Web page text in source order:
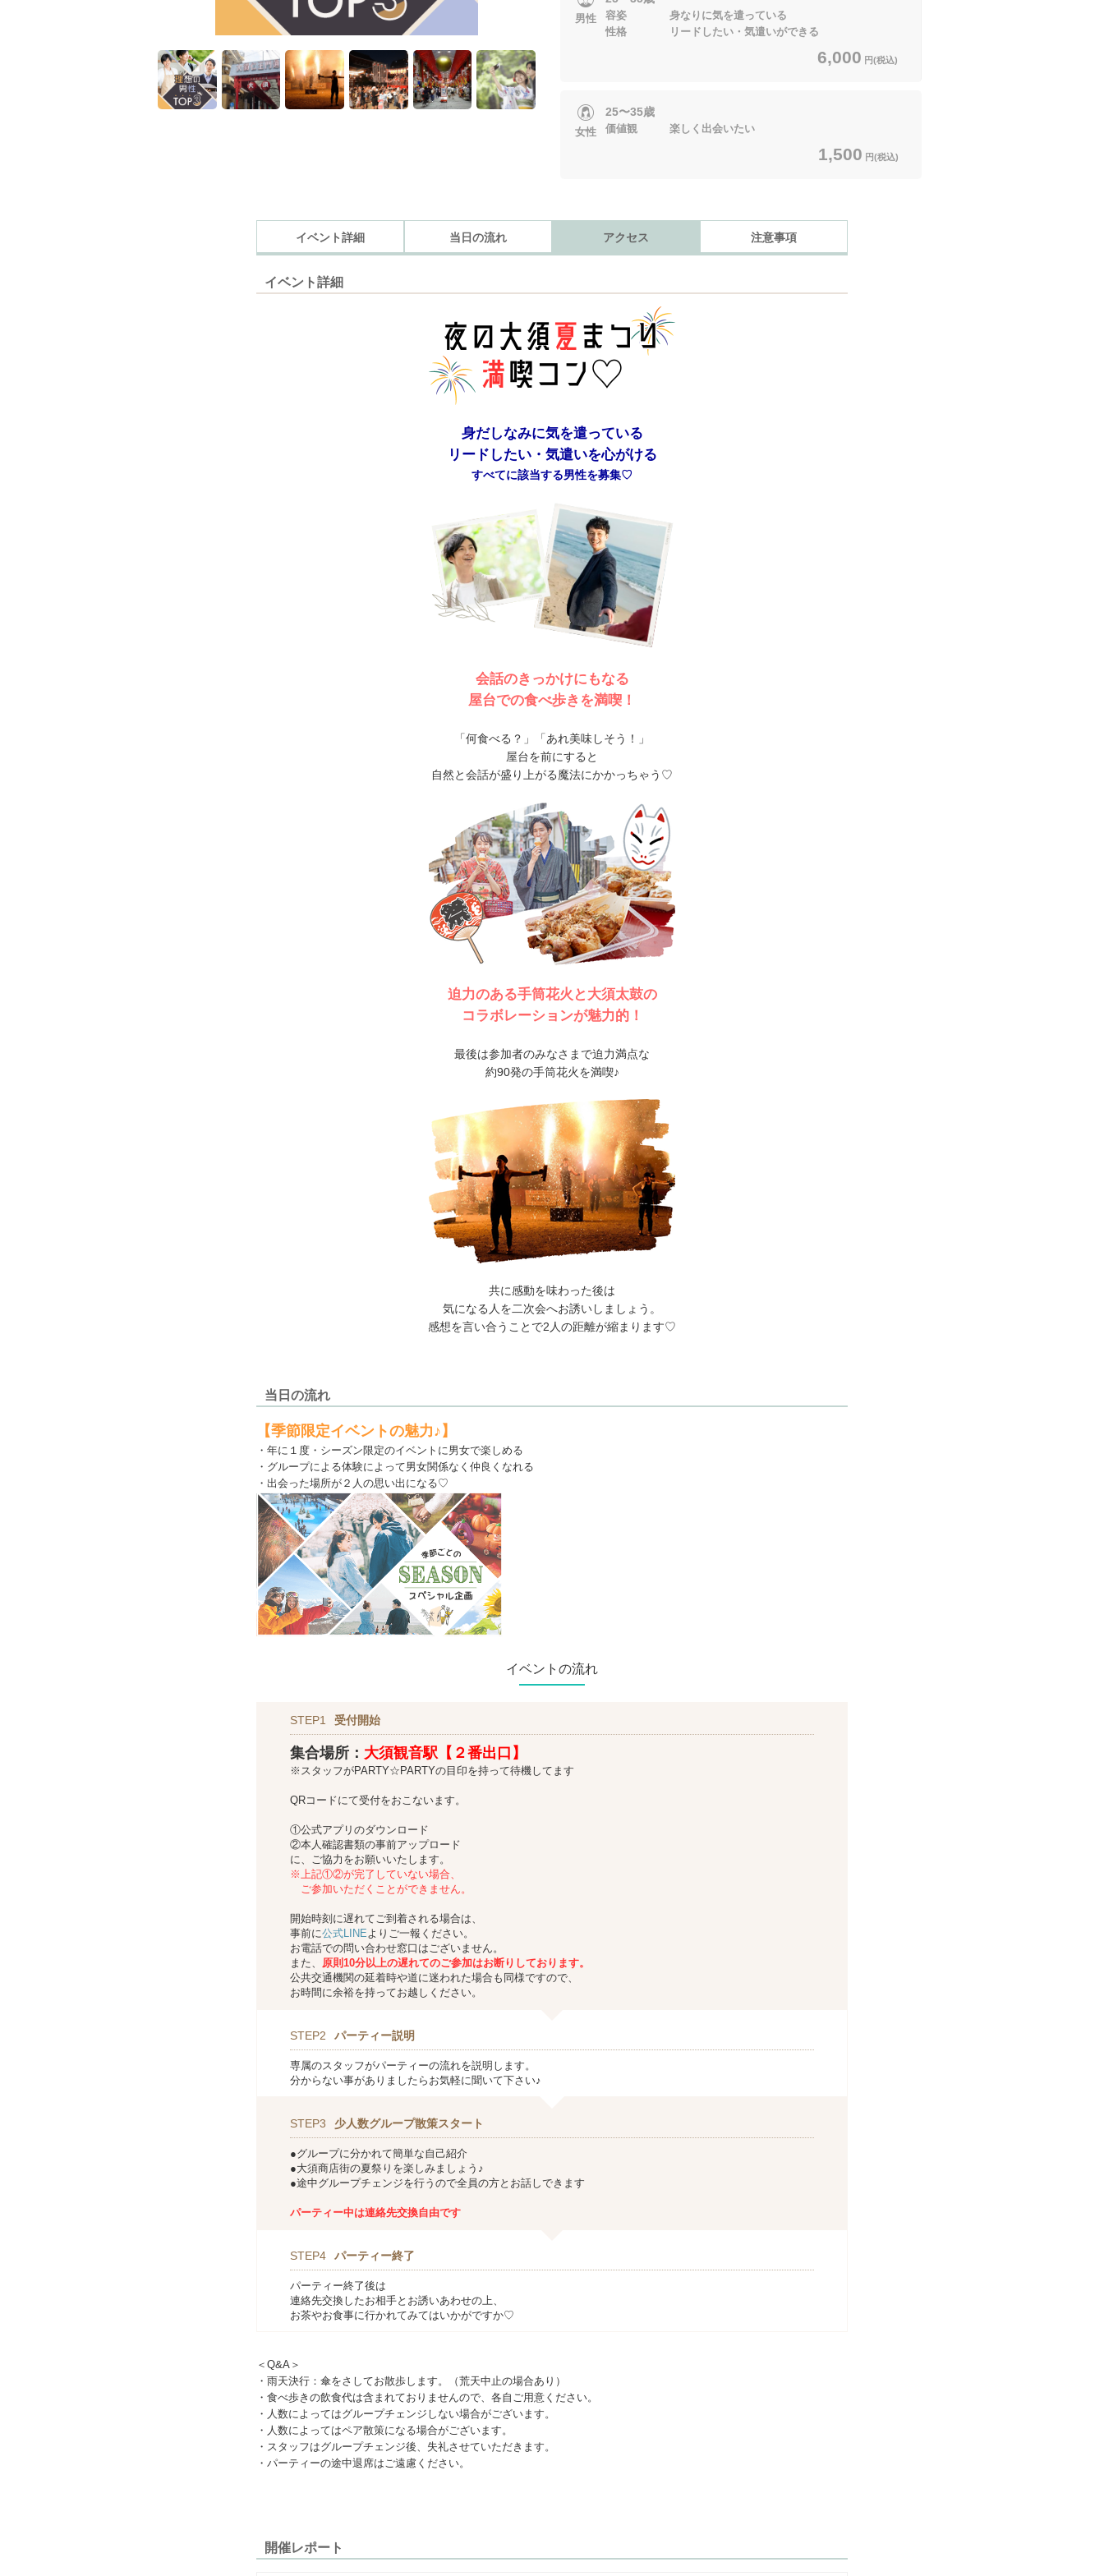
男性
容姿 身なりに気を遣っている
性格 リードしたい・気遣いができる
6,000 円(税込)
女性
25〜35歳
価値観 楽しく出会いたい
1,500 円(税込)
イベント詳細 当日の流れ アクセス 注意事項
イベント詳細
身だしなみに気を遣っている
リードしたい・気遣いを心がける
すべてに該当する男性を募集♡
会話のきっかけにもなる
屋台での食べ歩きを満喫！
「何食べる？」「あれ美味しそう！」
屋台を前にすると
自然と会話が盛り上がる魔法にかかっちゃう♡
迫力のある手筒花火と大須太鼓の
コラボレーションが魅力的！
最後は参加者のみなさまで迫力満点な
約90発の手筒花火を満喫♪
共に感動を味わった後は
気になる人を二次会へお誘いしましょう。
感想を言い合うことで2人の距離が縮まります♡
当日の流れ
【季節限定イベントの魅力♪】
・年に１度・シーズン限定のイベントに男女で楽しめる
・グループによる体験によって男女関係なく仲良くなれる
・出会った場所が２人の思い出になる♡
イベントの流れ
STEP1 受付開始
集合場所： 大須観音駅【２番出口】
※スタッフがPARTY☆PARTYの目印を持って待機してます
QRコードにて受付をおこないます。
①公式アプリのダウンロード
②本人確認書類の事前アップロード
に、ご協力をお願いいたします。
※上記①②が完了していない場合、
ご参加いただくことができません。
開始時刻に遅れてご到着される場合は、
事前に公式LINEよりご一報ください。
お電話での問い合わせ窓口はございません。
また、 原則10分以上の遅れてのご参加はお断りしております。
公共交通機関の延着時や道に迷われた場合も同様ですので、
お時間に余裕を持ってお越しください。
STEP2 パーティー説明
専属のスタッフがパーティーの流れを説明します。
分からない事がありましたらお気軽に聞いて下さい♪
STEP3 少人数グループ散策スタート
●グループに分かれて簡単な自己紹介
●大須商店街の夏祭りを楽しみましょう♪
●途中グループチェンジを行うので全員の方とお話しできます
パーティー中は連絡先交換自由です
STEP4 パーティー終了
パーティー終了後は
連絡先交換したお相手とお誘いあわせの上、
お茶やお食事に行かれてみてはいかがですか♡
＜Q&A＞
・雨天決行：傘をさしてお散歩します。（荒天中止の場合あり）
・食べ歩きの飲食代は含まれておりませんので、各自ご用意ください。
・人数によってはグループチェンジしない場合がございます。
・人数によってはペア散策になる場合がございます。
・スタッフはグループチェンジ後、失礼させていただきます。
・パーティーの途中退席はご遠慮ください。
開催レポート